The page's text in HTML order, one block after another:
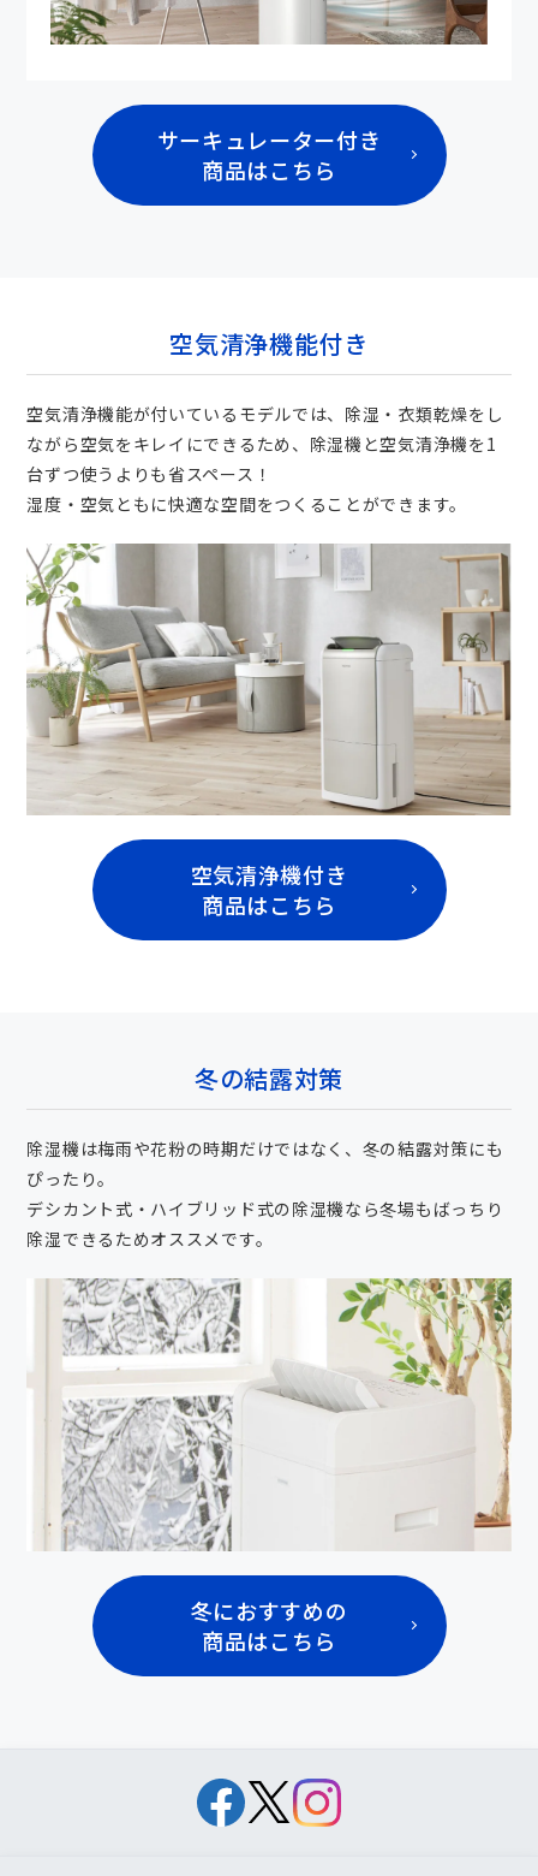
サーキュレーター付き
商品はこちら
空気清浄機能付き
空気清浄機能が付いているモデルでは、除湿・衣類乾燥をし
ながら空気をキレイにできるため、除湿機と空気清浄機を1
台ずつ使うよりも省スペース！
湿度・空気ともに快適な空間をつくることができます。
空気清浄機付き
商品はこちら
冬の結露対策
除湿機は梅雨や花粉の時期だけではなく、冬の結露対策にも
ぴったり。
デシカント式・ハイブリッド式の除湿機なら冬場もばっちり
除湿できるためオススメです。
冬におすすめの
商品はこちら